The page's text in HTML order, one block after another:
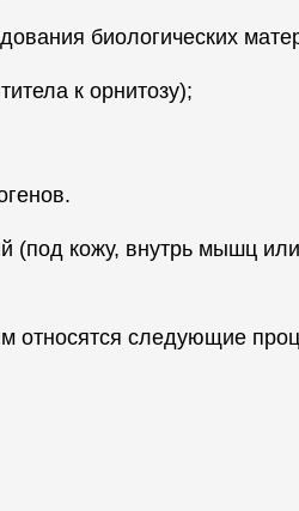
биологических
к орнитозу);
(под кожу, внутрь мышц
относятся следующие